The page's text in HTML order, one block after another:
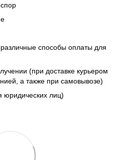
способы оплаты для
(при доставке курьером
а также при самовывозе)
юридических лиц)